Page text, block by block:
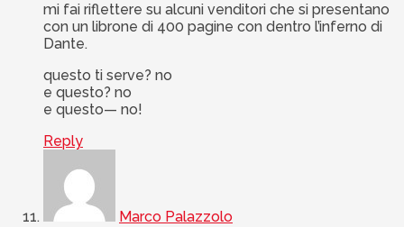
mi fai riflettere su alcuni venditori che si presentano
con un librone di 400 pagine con dentro l’inferno di
Dante.
questo ti serve? no
e questo? no
e questo— no!
Reply
Marco Palazzolo